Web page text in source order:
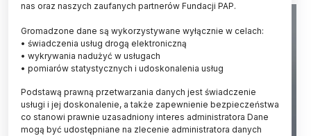
nas oraz naszych zaufanych partnerów Fundacji PAP.
Gromadzone dane są wykorzystywane wyłącznie w celach:
• świadczenia usług drogą elektroniczną
• wykrywania nadużyć w usługach
• pomiarów statystycznych i udoskonalenia usług
Podstawą prawną przetwarzania danych jest świadczenie
usługi i jej doskonalenie, a także zapewnienie bezpieczeństwa
co stanowi prawnie uzasadniony interes administratora Dane
mogą być udostępniane na zlecenie administratora danych